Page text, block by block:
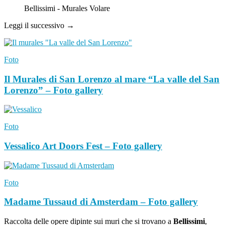
Bellissimi - Murales Volare
Leggi il successivo →
Foto
Il Murales di San Lorenzo al mare “La valle del San
Lorenzo” – Foto gallery
Foto
Vessalico Art Doors Fest – Foto gallery
Foto
Madame Tussaud di Amsterdam – Foto gallery
Raccolta delle opere dipinte sui muri che si trovano a Bellissimi,